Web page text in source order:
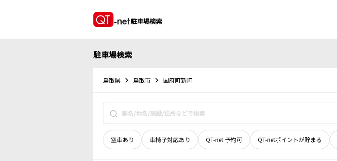
駐車場検索
駐車場検索
鳥取県 鳥取市 国府町新町
空車あり 車椅子対応あり QT-net 予約可 QT-netポイントが貯まる